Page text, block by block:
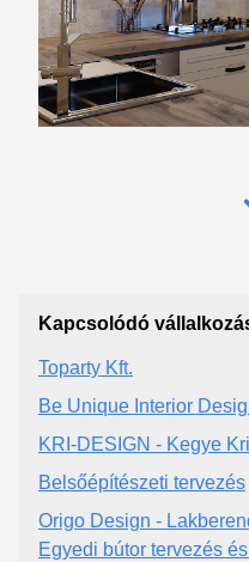
Kapcsolódó
Toparty Kft.
Be Unique Interior
KRI-DESIGN - Kegye
Belsőépítészeti tervezés
Origo Design -
Egyedi bútor tervezés